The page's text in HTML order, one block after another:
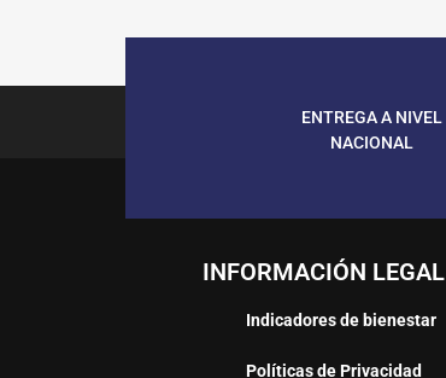
ENTREGA A NIVEL
NACIONAL
INFORMACIÓN LEGAL
Indicadores de bienestar
Políticas de Privacidad